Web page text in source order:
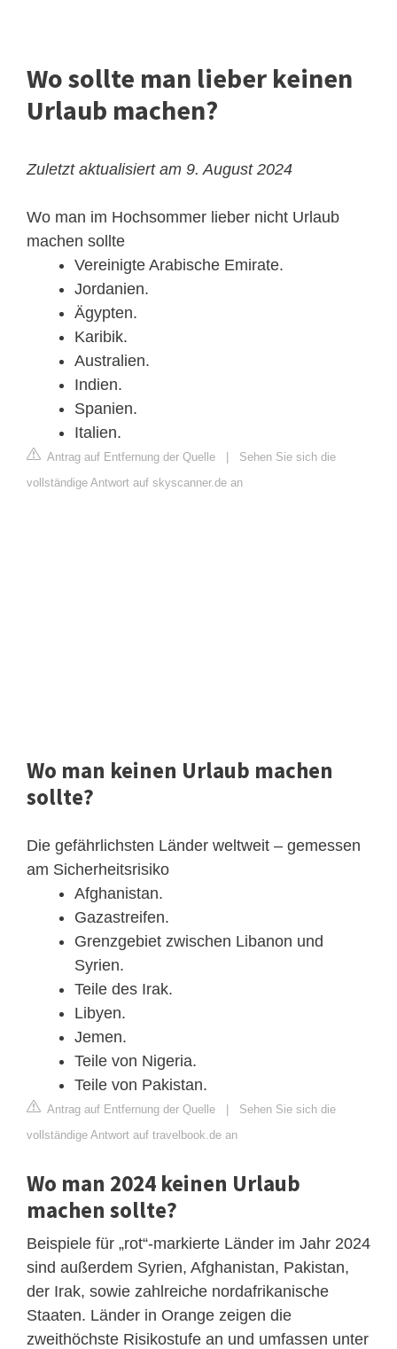
Wo sollte man lieber keinen
Urlaub machen?
Zuletzt aktualisiert am 9. August 2024
Wo man im Hochsommer lieber nicht Urlaub
machen sollte
Vereinigte Arabische Emirate.
Jordanien.
Ägypten.
Karibik.
Australien.
Indien.
Spanien.
Italien.
Antrag auf Entfernung der Quelle
Sehen Sie sich die
vollständige Antwort auf skyscanner.de an
Wo man keinen Urlaub machen
sollte?
Die gefährlichsten Länder weltweit – gemessen
am Sicherheitsrisiko
Afghanistan.
Gazastreifen.
Grenzgebiet zwischen Libanon und
Syrien.
Teile des Irak.
Libyen.
Jemen.
Teile von Nigeria.
Teile von Pakistan.
Antrag auf Entfernung der Quelle
Sehen Sie sich die
vollständige Antwort auf travelbook.de an
Wo man 2024 keinen Urlaub
machen sollte?
Beispiele für „rot“-markierte Länder im Jahr 2024
sind außerdem Syrien, Afghanistan, Pakistan,
der Irak, sowie zahlreiche nordafrikanische
Staaten. Länder in Orange zeigen die
zweithöchste Risikostufe an und umfassen unter